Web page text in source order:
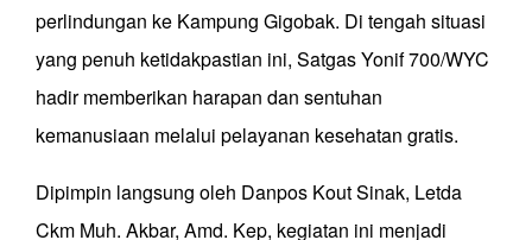
perlindungan ke Kampung Gigobak. Di tengah situasi
yang penuh ketidakpastian ini, Satgas Yonif 700/WYC
hadir memberikan harapan dan sentuhan
kemanusiaan melalui pelayanan kesehatan gratis.
Dipimpin langsung oleh Danpos Kout Sinak, Letda
Ckm Muh. Akbar, Amd. Kep, kegiatan ini menjadi